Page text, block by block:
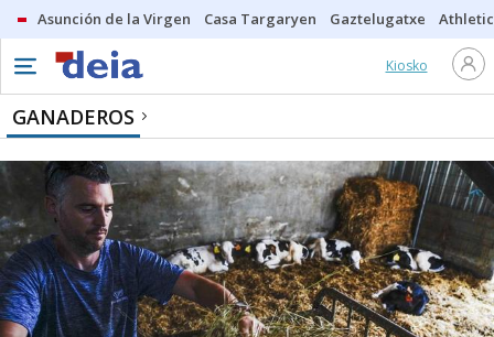
Asunción de la Virgen Casa Targaryen Gaztelugatxe Athletic
Kiosko
GANADEROS